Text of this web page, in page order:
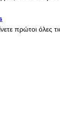
πρώτοι όλες